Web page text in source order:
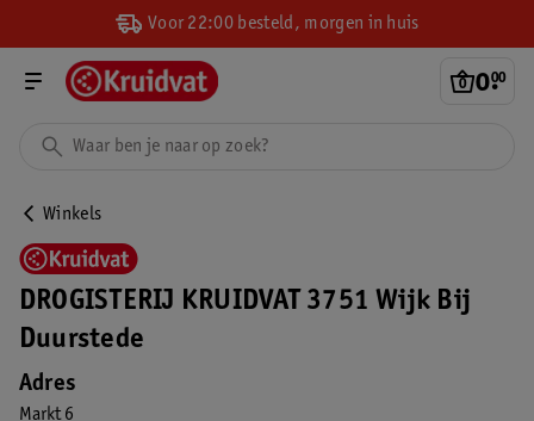
Voor 22:00 besteld, morgen in huis
0.
00
Winkels
DROGISTERIJ KRUIDVAT 3751 Wijk Bij
Duurstede
Adres
Markt 6